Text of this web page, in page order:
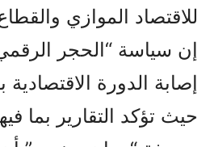
للاقتصاد الموازي
إن سياسة “الحجر
إصابة الدورة
حيث تؤكد التقارير بما